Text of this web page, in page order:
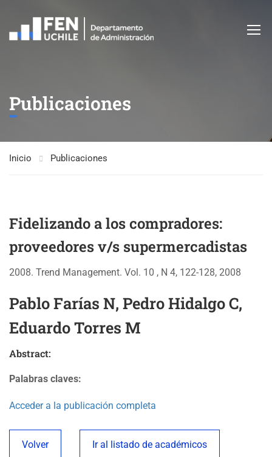
Publicaciones
Inicio Publicaciones
Fidelizando a los compradores:
proveedores v/s supermercadistas
2008. Trend Management. Vol. 10 , N 4, 122-128, 2008
Pablo Farías N, Pedro Hidalgo C,
Eduardo Torres M
Abstract:
Palabras claves:
Acceder a la publicación completa
Volver Ir al listado de académicos